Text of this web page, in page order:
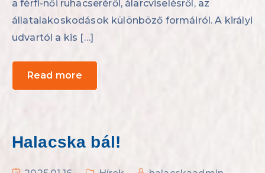
a férfi-női ruhacseréről, álarcviselésről, az
állatalakoskodások különböző formáiról. A királyi
udvartól a kis […]
Read more
Halacska bál!